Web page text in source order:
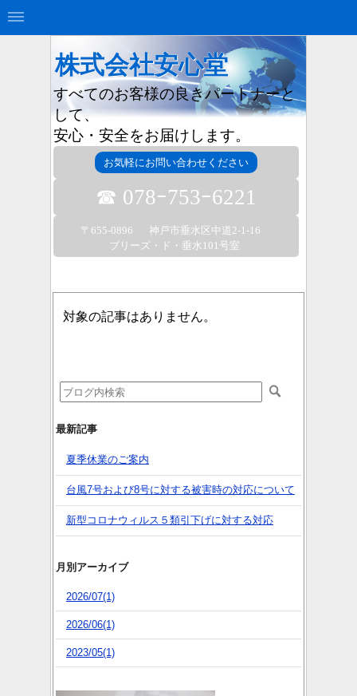
株式会社安心堂
すべてのお客様の良きパートナーと
して、
安心・安全をお届けします。
お気軽にお問い合わせください
☎ 078ｰ753ｰ6221
〒655-0896
神戸市垂水区中道2-1-16
ブリーズ・ド・垂水101号室
対象の記事はありません。
最新記事
夏季休業のご案内
台風7号および8号に対する被害時の対応について
新型コロナウィルス５類引下げに対する対応
月別アーカイブ
2026/07(1)
2026/06(1)
2023/05(1)